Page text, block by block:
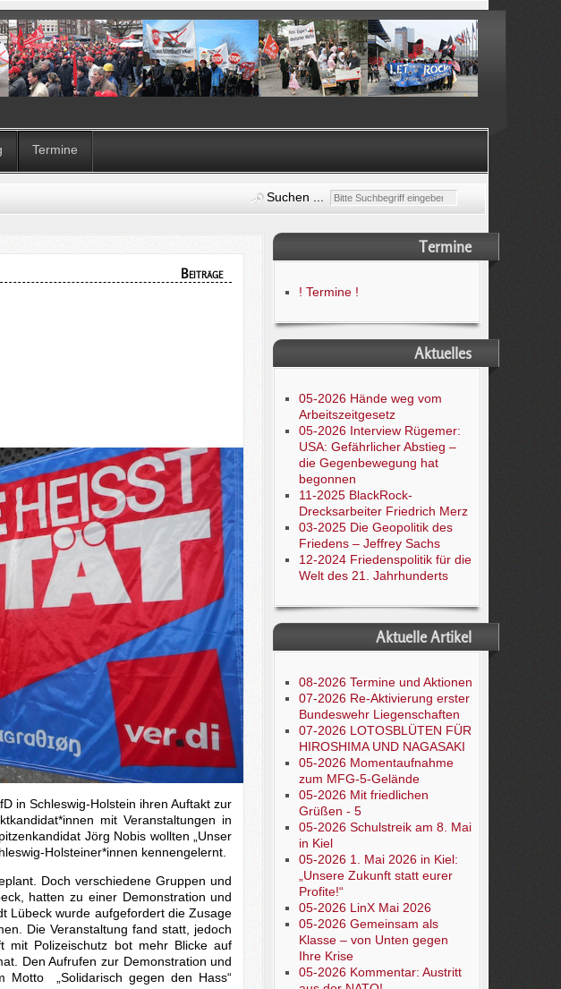
Termine
Suchen ...
Beiträge
in Schleswig-Holstein ihren Auftakt zur
mit Veranstaltungen in
Jörg Nobis wollten „Unser
Holsteiner*innen kennengelernt.
Doch verschiedene Gruppen und
hatten zu einer Demonstration und
Lübeck wurde aufgefordert die Zusage
Die Veranstaltung fand statt, jedoch
mit Polizeischutz bot mehr Blicke auf
Den Aufrufen zur Demonstration und
Motto „Solidarisch gegen den Hass“
Termine
! Termine !
Aktuelles
05-2026 Hände weg vom
Arbeitszeitgesetz
05-2026 Interview Rügemer:
USA: Gefährlicher Abstieg –
die Gegenbewegung hat
begonnen
11-2025 BlackRock-
Drecksarbeiter Friedrich Merz
03-2025 Die Geopolitik des
Friedens – Jeffrey Sachs
12-2024 Friedenspolitik für die
Welt des 21. Jahrhunderts
Aktuelle Artikel
08-2026 Termine und Aktionen
07-2026 Re-Aktivierung erster
Bundeswehr Liegenschaften
07-2026 LOTOSBLÜTEN FÜR
HIROSHIMA UND NAGASAKI
05-2026 Momentaufnahme
zum MFG-5-Gelände
05-2026 Mit friedlichen
Grüßen - 5
05-2026 Schulstreik am 8. Mai
in Kiel
05-2026 1. Mai 2026 in Kiel:
„Unsere Zukunft statt eurer
Profite!“
05-2026 LinX Mai 2026
05-2026 Gemeinsam als
Klasse – von Unten gegen
Ihre Krise
05-2026 Kommentar: Austritt